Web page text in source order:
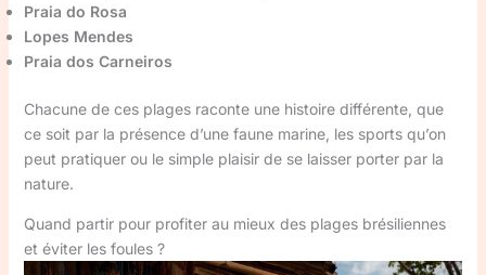
Praia do Rosa
Lopes Mendes
Praia dos Carneiros
Chacune de ces plages raconte une histoire différente, que
ce soit par la présence d’une faune marine, les sports qu’on
peut pratiquer ou le simple plaisir de se laisser porter par la
nature.
Quand partir pour profiter au mieux des plages brésiliennes
et éviter les foules ?